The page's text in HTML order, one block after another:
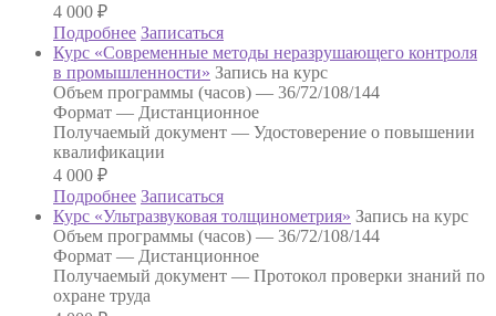
4 000 ₽
Подробнее Записаться
Курс «Современные методы неразрушающего контроля
в промышленности» Запись на курс
Объем программы (часов) — 36/72/108/144
Формат — Дистанционное
Получаемый документ — Удостоверение о повышении
квалификации
4 000 ₽
Подробнее Записаться
Курс «Ультразвуковая толщинометрия» Запись на курс
Объем программы (часов) — 36/72/108/144
Формат — Дистанционное
Получаемый документ — Протокол проверки знаний по
охране труда